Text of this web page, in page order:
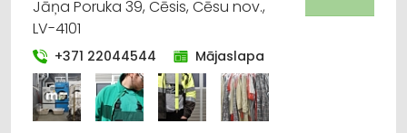
Jāņa Poruka 39, Cēsis, Cēsu nov.,
LV-4101
+371 22044544 Mājaslapa